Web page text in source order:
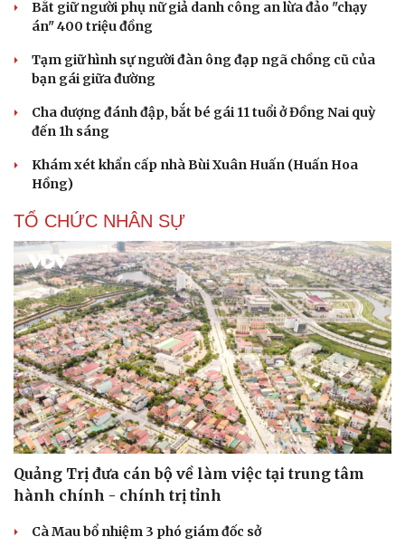
Du lịch
Tư vấn
Săn Tour
check-in
Podcast
Đọc truyện đêm khuya
Cửa sổ tình yêu
Bắt giữ người phụ nữ giả danh công an lừa đảo "chạy
án" 400 triệu đồng
Tạm giữ hình sự người đàn ông đạp ngã chồng cũ của
bạn gái giữa đường
Cha dượng đánh đập, bắt bé gái 11 tuổi ở Đồng Nai quỳ
đến 1h sáng
Khám xét khẩn cấp nhà Bùi Xuân Huấn (Huấn Hoa
Hồng)
TỔ CHỨC NHÂN SỰ
Quảng Trị đưa cán bộ về làm việc tại trung tâm
hành chính - chính trị tỉnh
Cà Mau bổ nhiệm 3 phó giám đốc sở